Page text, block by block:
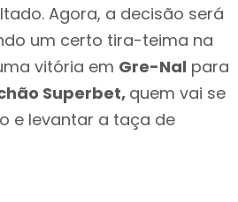
Agora, a decisão será
um certo tira-teima na
vitória em Gre-Nal para
Superbet, quem vai se
e levantar a taça de